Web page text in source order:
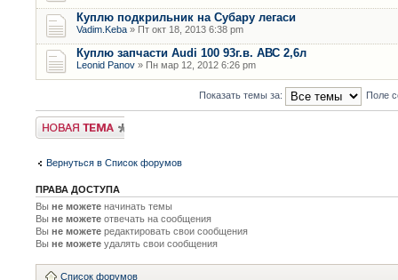
Куплю подкрильник на Субару легаси
Vadim.Keba » Пт окт 18, 2013 6:38 pm
Куплю запчасти Audi 100 93г.в. АВС 2,6л
Leonid Panov » Пн мар 12, 2012 6:26 pm
Показать темы за: Поле
Новая тема
Вернуться в Список форумов
ПРАВА ДОСТУПА
Вы не можете начинать темы
Вы не можете отвечать на сообщения
Вы не можете редактировать свои сообщения
Вы не можете удалять свои сообщения
Список форумов